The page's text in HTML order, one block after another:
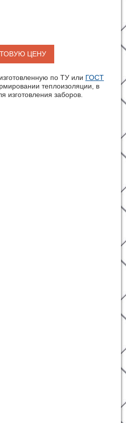
ЦЕНУ
по ТУ или ГОСТ
теплоизоляции, в
изготовления заборов.